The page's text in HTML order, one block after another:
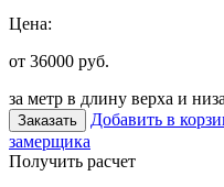
Цена:
от 36000 руб.
за метр в длину верха и
Заказать Добавить в
замерщика
Получить расчет